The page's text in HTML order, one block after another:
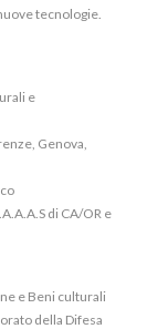
tecnologie.
e
Genova,
di CA/OR e
e Beni culturali
della Difesa